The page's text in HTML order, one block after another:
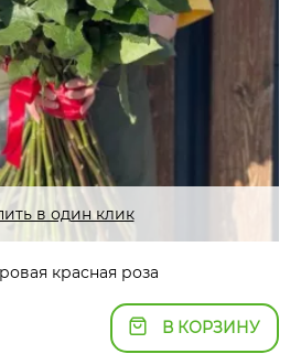
в один клик
красная роза
В КОРЗИНУ